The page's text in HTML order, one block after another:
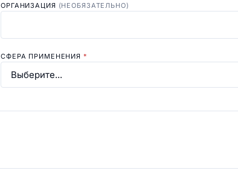
ОРГАНИЗАЦИЯ (НЕОБЯЗАТЕЛЬНО)
СФЕРА ПРИМЕНЕНИЯ *